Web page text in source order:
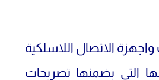
الاتصال اللاسلكية
التي بضمنها تصريحات